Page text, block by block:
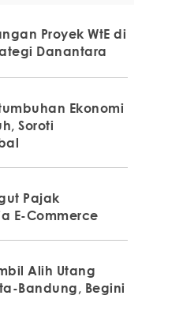
Proyek WtE di
Danantara
Ekonomi
Soroti
Pajak
E-Commerce
Alih Utang
Bandung, Begini